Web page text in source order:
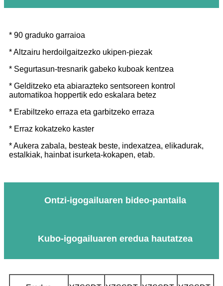
* 90 graduko garraioa
* Altzairu herdoilgaitzezko ukipen-piezak
* Segurtasun-tresnarik gabeko kuboak kentzea
* Gelditzeko eta abiarazteko sentsoreen kontrol
automatikoa hoppertik edo eskalara betez
* Erabiltzeko erraza eta garbitzeko erraza
* Erraz kokatzeko kaster
* Aukera zabala, besteak beste, indexatzea, elikadurak,
estalkiak, hainbat isurketa-kokapen, etab.
Ontzi-igogailuaren bideo-pantaila
Kubo-igogailuaren eredua hautatzea